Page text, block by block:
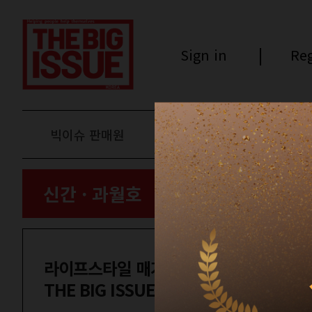
Sign in
빅이슈 판매원 후원하기
신간 · 과월호
라이프스타일 매거진
THE BIG ISSUE